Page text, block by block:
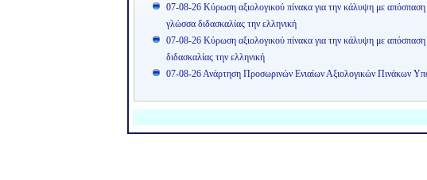
07-08-26 Κύρωση αξιολογικού πίνακα για την κάλυψη με
γλώσσα διδασκαλίας την ελληνική
07-08-26 Κύρωση αξιολογικού πίνακα για την κάλυψη με
διδασκαλίας την ελληνική
07-08-26 Ανάρτηση Προσωρινών Ενιαίων Αξιολογικών Πινάκων